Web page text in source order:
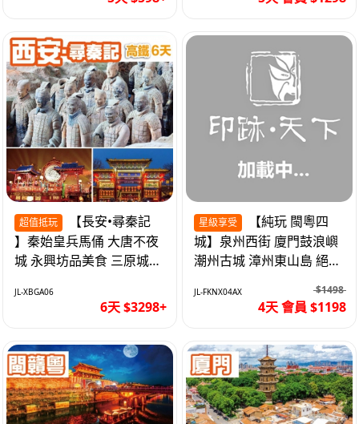
超值抵玩
】秦始皇兵馬俑 大唐不夜
城 永興坊品美食 三原城隍
JL-XBGA06
6天 $3298+
星級享受
城】泉州西街 廈門鼓浪嶼
潮州古城 漳州東山島 絕無
JL-FKNX04AX $1498
4天 會員 $1198